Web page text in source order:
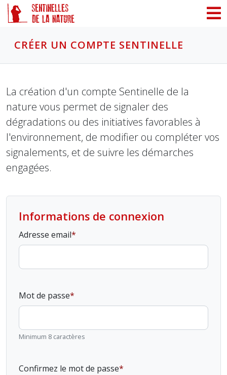
CRÉER UN COMPTE SENTINELLE
La création d'un compte Sentinelle de la
nature vous permet de signaler des
dégradations ou des initiatives favorables à
l'environnement, de modifier ou compléter vos
signalements, et de suivre les démarches
engagées.
Informations de connexion
Adresse email
Mot de passe
Minimum 8 caractères
Confirmez le mot de passe
Panneau de gestion des cookies